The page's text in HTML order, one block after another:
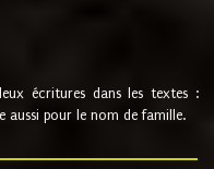
écritures dans les textes :
aussi pour le nom de famille.